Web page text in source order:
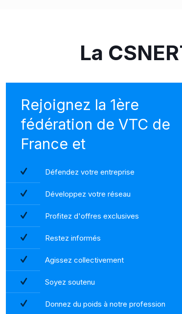
La
Rejoignez la 1ère
fédération de VTC de
France et
Défendez votre entreprise
Développez votre réseau
Profitez d'offres exclusives
Restez informés
Agissez collectivement
Soyez soutenu
Donnez du poids à notre profession